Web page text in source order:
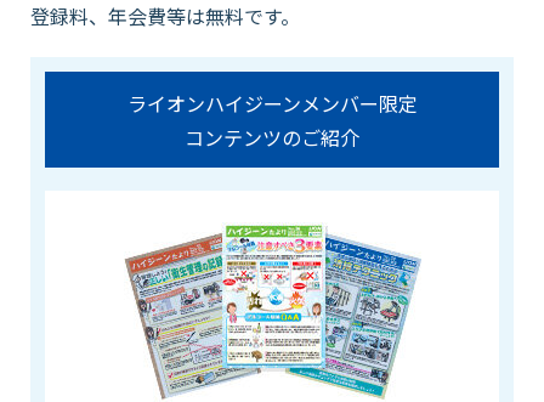
登録料、年会費等は無料です。
ライオンハイジーンメンバー限定
コンテンツのご紹介